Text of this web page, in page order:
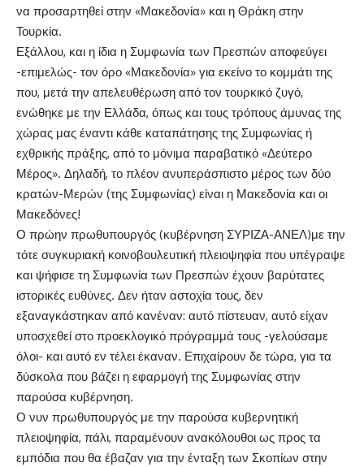
να προσαρτηθεί στην «Μακεδονία» και η Θράκη στην
Τουρκία.
Εξάλλου, και η ίδια η Συμφωνία των Πρεσπών αποφεύγει
-επιμελώς- τον όρο «Μακεδονία» για εκείνο το κομμάτι της
που, μετά την απελευθέρωση από τον τουρκικό ζυγό,
ενώθηκε με την Ελλάδα, όπως και τους τρόπους άμυνας της
χώρας μας έναντι κάθε καταπάτησης της Συμφωνίας ή
εχθρικής πράξης, από το μόνιμα παραβατικό «Δεύτερο
Μέρος». Δηλαδή, το πλέον ανυπεράσπιστο μέρος των δύο
κρατών-Μερών (της Συμφωνίας) είναι η Μακεδονία και οι
Μακεδόνες!
Ο πρώην πρωθυπουργός (κυβέρνηση ΣΥΡΙΖΑ-ΑΝΕΛ)με την
τότε συγκυριακή κοινοβουλευτική πλειοψηφία που υπέγραψε
και ψήφισε τη Συμφωνία των Πρεσπών έχουν βαρύτατες
ιστορικές ευθύνες. Δεν ήταν αστοχία τους, δεν
εξαναγκάστηκαν από κανέναν: αυτό πίστευαν, αυτό είχαν
υποσχεθεί στο προεκλογικό πρόγραμμά τους -γελούσαμε
όλοι- και αυτό εν τέλει έκαναν. Επιχαίρουν δε τώρα, για τα
δύσκολα που βάζει η εφαρμογή της Συμφωνίας στην
παρούσα κυβέρνηση.
Ο νυν πρωθυπουργός με την παρούσα κυβερνητική
πλειοψηφία, πάλι, παραμένουν ανακόλουθοι ως προς τα
εμπόδια που θα έβαζαν για την ένταξη των Σκοπίων στην